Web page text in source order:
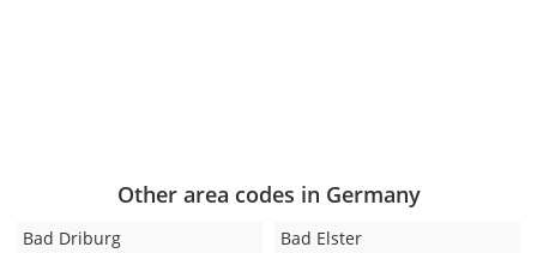
Other area codes in Germany
Bad Driburg Bad Elster